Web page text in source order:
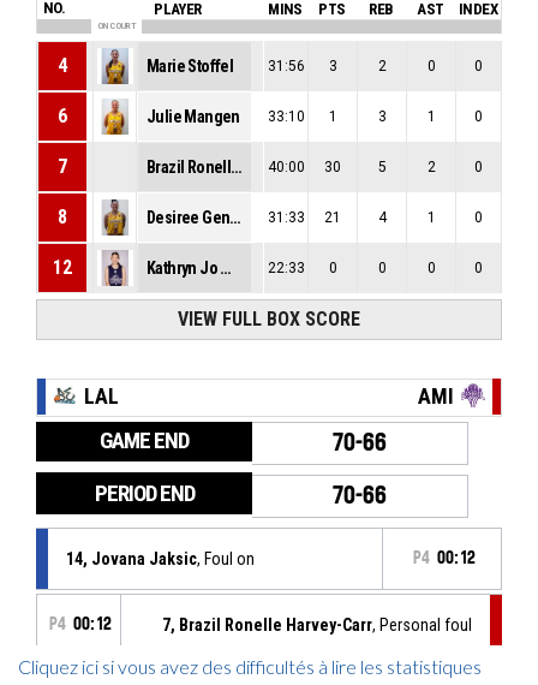
Cliquez ici si vous avez des difficultés à lire les statistiques